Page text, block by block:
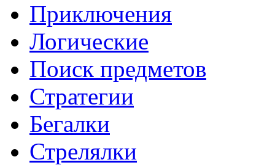
Приключения
Логические
Поиск предметов
Стратегии
Бегалки
Стрелялки